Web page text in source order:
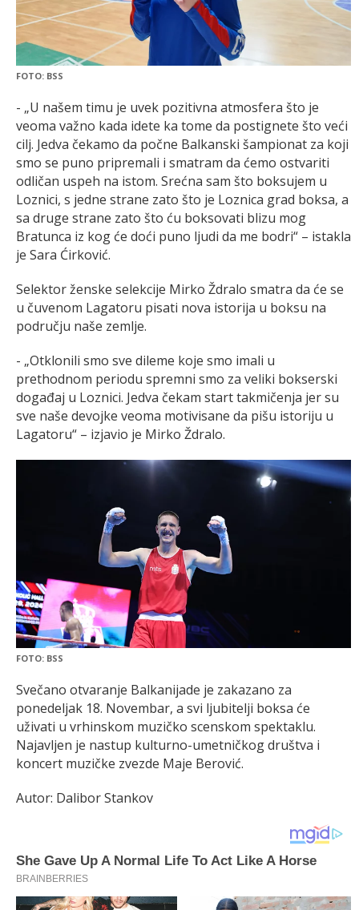
FOTO: BSS
- „U našem timu je uvek pozitivna atmosfera što je
veoma važno kada idete ka tome da postignete što veći
cilj. Jedva čekamo da počne Balkanski šampionat za koji
smo se puno pripremali i smatram da ćemo ostvariti
odličan uspeh na istom. Srećna sam što boksujem u
Loznici, s jedne strane zato što je Loznica grad boksa, a
sa druge strane zato što ću boksovati blizu mog
Bratunca iz kog će doći puno ljudi da me bodri“ – istakla
je Sara Ćirković.
Selektor ženske selekcije Mirko Ždralo smatra da će se
u čuvenom Lagatoru pisati nova istorija u boksu na
području naše zemlje.
- „Otklonili smo sve dileme koje smo imali u
prethodnom periodu spremni smo za veliki bokserski
događaj u Loznici. Jedva čekam start takmičenja jer su
sve naše devojke veoma motivisane da pišu istoriju u
Lagatoru“ – izjavio je Mirko Ždralo.
FOTO: BSS
Svečano otvaranje Balkanijade je zakazano za
ponedeljak 18. Novembar, a svi ljubitelji boksa će
uživati u vrhinskom muzičko scenskom spektaklu.
Najavljen je nastup kulturno-umetničkog društva i
koncert muzičke zvezde Maje Berović.
Autor: Dalibor Stankov